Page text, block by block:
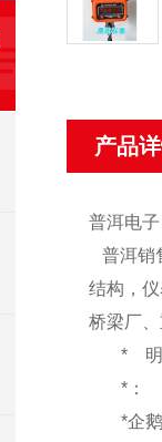
产品
普洱电
普洱销
结构，
桥梁厂
*
*：
*企